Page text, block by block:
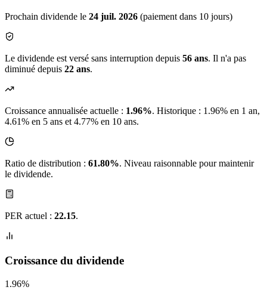
Prochain dividende le 24 juil. 2026 (paiement dans 10 jours)
Le dividende est versé sans interruption depuis 56 ans. Il n'a pas
diminué depuis 22 ans.
Croissance annualisée actuelle : 1.96%. Historique : 1.96% en 1 an,
4.61% en 5 ans et 4.77% en 10 ans.
Ratio de distribution : 61.80%. Niveau raisonnable pour maintenir
le dividende.
PER actuel : 22.15.
Croissance du dividende
1.96%